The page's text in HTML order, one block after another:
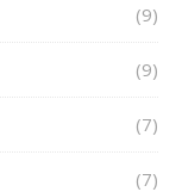
(9)
(9)
(7)
(7)